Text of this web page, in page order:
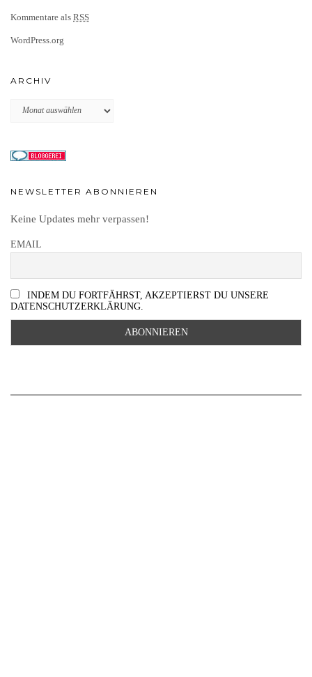
Kommentare als RSS
WordPress.org
ARCHIV
Archiv
NEWSLETTER ABONNIEREN
Keine Updates mehr verpassen!
EMAIL
INDEM DU FORTFÄHRST, AKZEPTIERST DU UNSERE
DATENSCHUTZERKLÄRUNG.